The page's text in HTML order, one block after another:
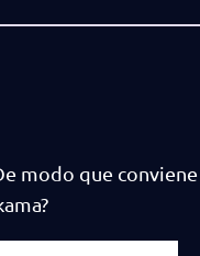
modo que conviene